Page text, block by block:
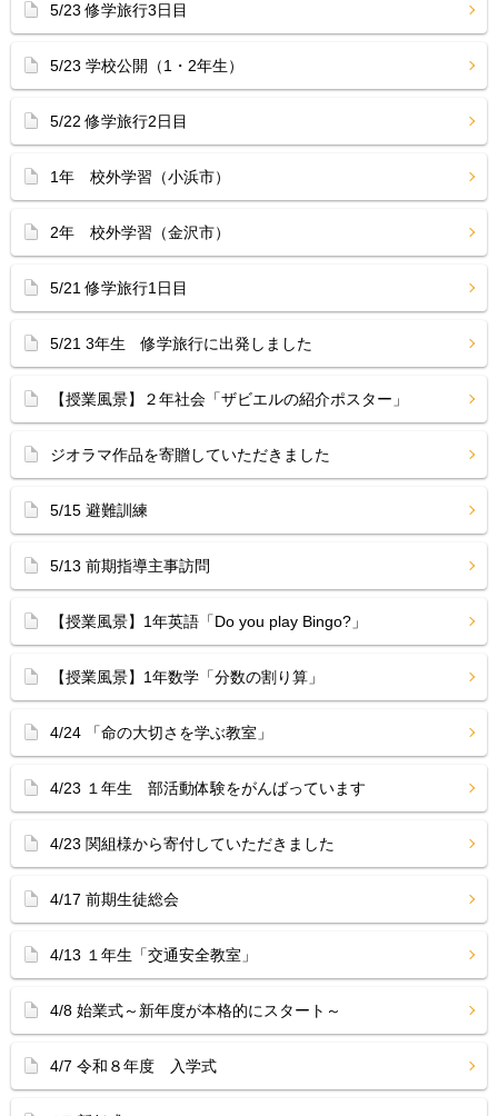
5/23 修学旅行3日目
5/23 学校公開（1・2年生）
5/22 修学旅行2日目
1年 校外学習（小浜市）
2年 校外学習（金沢市）
5/21 修学旅行1日目
5/21 3年生 修学旅行に出発しました
【授業風景】２年社会「ザビエルの紹介ポスター」
ジオラマ作品を寄贈していただきました
5/15 避難訓練
5/13 前期指導主事訪問
【授業風景】1年英語「Do you play Bingo?」
【授業風景】1年数学「分数の割り算」
4/24 「命の大切さを学ぶ教室」
4/23 １年生 部活動体験をがんばっています
4/23 関組様から寄付していただきました
4/17 前期生徒総会
4/13 １年生「交通安全教室」
4/8 始業式～新年度が本格的にスタート～
4/7 令和８年度 入学式